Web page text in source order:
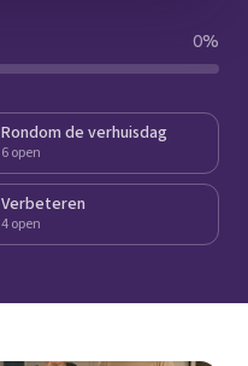
0%
Rondom de verhuisdag
6 open
Verbeteren
4 open